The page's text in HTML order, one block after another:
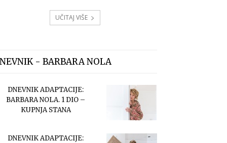
UČITAJ VIŠE
- BARBARA NOLA
DNEVNIK ADAPTACIJE:
BARBARA NOLA. 1 DIO –
KUPNJA STANA
DNEVNIK ADAPTACIJE: